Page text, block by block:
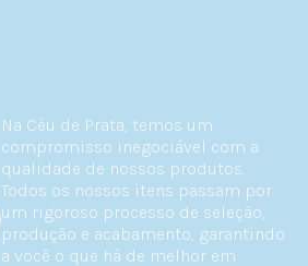
Na Céu de Prata, temos um
compromisso inegociável com a
qualidade de nossos produtos.
Todos os nossos itens passam por
um rigoroso processo de seleção,
produção e acabamento, garantindo
a você o que há de melhor em